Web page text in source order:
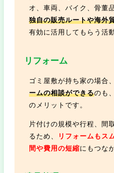
オ、車両、バイク、骨董
独自の販売ルートや海外
有効に活用してもらう活
リフォーム
ゴミ屋敷が持ち家の場合
ームの相談ができるのも
のメリットです。
片付けの規模や行程、間
るため、
リフォームもス
間や費用の短縮にもつな